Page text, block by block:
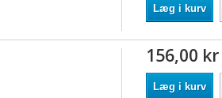
Læg i kurv
156,00 kr
Læg i kurv